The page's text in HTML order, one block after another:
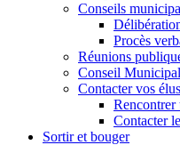
Conseils
Procès
Réunions
Conseil
Contacter vos élus
Rencontrer
Contacter
Sortir et bouger